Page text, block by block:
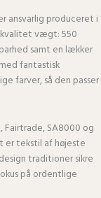
ansvarlig produceret i
vægt: 550
samt en lækker
fantastisk
farver, så den passer
SA8000 og
er tekstil af højeste
traditioner sikre
på ordentlige